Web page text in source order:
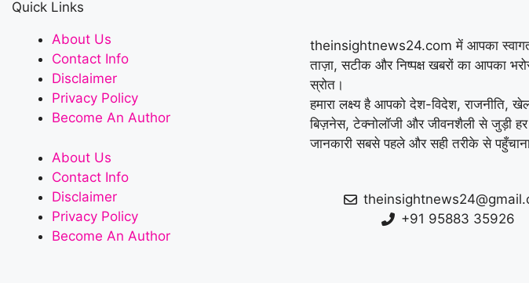
Quick Links
About Us
Contact Info
Disclaimer
Privacy Policy
Become An Author
About Us
Contact Info
Disclaimer
Privacy Policy
Become An Author
theinsightnews24.com में आपका
ताज़ा, सटीक और निष्पक्ष खबरों का आपका
स्रोत।
हमारा लक्ष्य है आपको देश-विदेश, राजनीति,
बिज़नेस, टेक्नोलॉजी और जीवनशैली से जुड़ी हर
जानकारी सबसे पहले और सही तरीके से
+91 95883 35926